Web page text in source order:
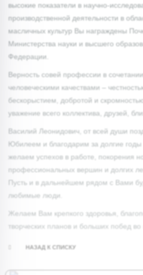
высокие показатели в научно-
производственной деятельности в
масличных культур Вы награждены
Министерства науки и высшего
Федерации.
Верность совей профессии в
человеческими качествами –
бескорыстием, добротой и
уважение всего коллектива, друзей,
Василий Леонидович, от всей души
Юбилеем и благодарим за долгие годы
желаем успехов в работе, покорения
профессиональных вершин и долгих
Пусть и в дальнейшем рядом с Вами
любимые люди.
Желаем Вам крепкого здоровья,
творческих планов и больших побед
НАЗАД К СПИСКУ